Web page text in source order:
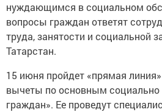
нуждающимся в социальном
вопросы граждан ответят
труда, занятости и социальной
Татарстан.
15 июня пройдет «прямая
вычеты по основным
граждан». Ее проведут